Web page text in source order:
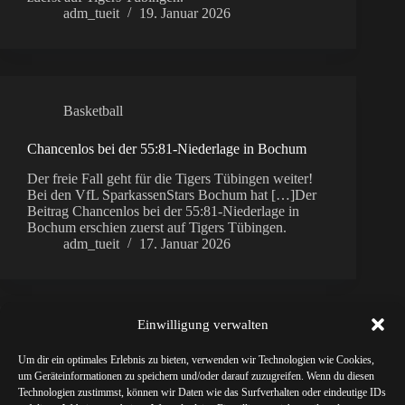
Einwilligung verwalten
Um dir ein optimales Erlebnis zu bieten, verwenden wir Technologien wie Cookies,
um Geräteinformationen zu speichern und/oder darauf zuzugreifen. Wenn du diesen
Technologien zustimmst, können wir Daten wie das Surfverhalten oder eindeutige IDs
adm_tueit
19. Januar 2026
Basketball
Chancenlos bei der 55:81-Niederlage in Bochum
Der freie Fall geht für die Tigers Tübingen weiter!
Bei den VfL SparkassenStars Bochum hat […]Der
Beitrag Chancenlos bei der 55:81-Niederlage in
Bochum erschien zuerst auf Tigers Tübingen.
adm_tueit
17. Januar 2026
ALPI-Stammtisch mit Sportdirektor Eric Detlev